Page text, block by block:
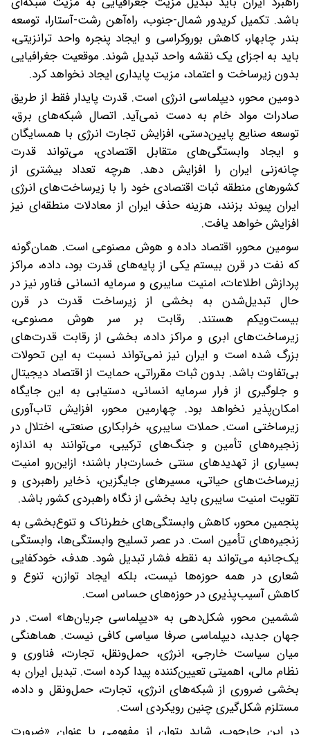
باشد. تکمیل کریدور شمال-جنوب، راه‌آهن رشت-آستارا، توسعه
بندر چابهار، کاهش بوروکراسی و ایجاد پنجره واحد ترانزیتی،
باید به اجزای یک نقشه واحد تبدیل شوند. موقعیت جغرافیایی
بدون زیرساخت و اعتماد، مزیت پایداری ایجاد نخواهد کرد.
دومین محور، دیپلماسی انرژی است. قدرت پایدار فقط از طریق
صادرات مواد خام به دست نمی‌آید. اتصال شبکه‌های برق،
توسعه صنایع پایین‌دستی، افزایش تجارت انرژی با همسایگان
و ایجاد وابستگی‌های متقابل اقتصادی، می‌تواند قدرت
چانه‌زنی ایران را افزایش دهد. هرچه تعداد بیشتری از
کشورهای منطقه ثبات اقتصادی خود را با زیرساخت‌های انرژی
ایران پیوند بزنند، هزینه حذف ایران از معادلات منطقه‌ای نیز
افزایش خواهد یافت.
سومین محور، اقتصاد داده و هوش مصنوعی است. همان‌گونه
که نفت در قرن بیستم یکی از پایه‌های قدرت بود، داده، مراکز
پردازش اطلاعات، امنیت سایبری و سرمایه انسانی فناور نیز در
حال تبدیل‌شدن به بخشی از زیرساخت قدرت در قرن
بیست‌ویکم هستند. رقابت بر سر هوش مصنوعی،
زیرساخت‌های ابری و مراکز داده، بخشی از رقابت قدرت‌های
بزرگ شده است و ایران نیز نمی‌تواند نسبت به این تحولات
بی‌تفاوت باشد. بدون ثبات مقرراتی، حمایت از اقتصاد دیجیتال
و جلوگیری از فرار سرمایه انسانی، دستیابی به این جایگاه
امکان‌پذیر نخواهد بود. چهارمین محور، افزایش تاب‌آوری
زیرساختی است. حملات سایبری، خرابکاری صنعتی، اختلال در
زنجیره‌های تأمین و جنگ‌های ترکیبی، می‌توانند به اندازه
بسیاری از تهدیدهای سنتی خسارت‌بار باشند؛ ازاین‌رو امنیت
زیرساخت‌های حیاتی، مسیرهای جایگزین، ذخایر راهبردی و
تقویت امنیت سایبری باید بخشی از نگاه راهبردی کشور باشد.
پنجمین محور، کاهش وابستگی‌های خطرناک و تنوع‌بخشی به
زنجیره‌های تأمین است. در عصر تسلیح وابستگی‌ها، وابستگی
یک‌جانبه می‌تواند به نقطه فشار تبدیل شود. هدف، خودکفایی
شعاری در همه حوزه‌ها نیست، بلکه ایجاد توازن، تنوع و
کاهش آسیب‌پذیری در حوزه‌های حساس است.
ششمین محور، شکل‌دهی به «دیپلماسی جریان‌ها» است. در
جهان جدید، دیپلماسی صرفا سیاسی کافی نیست. هماهنگی
میان سیاست خارجی، انرژی، حمل‌ونقل، تجارت، فناوری و
نظام مالی، اهمیتی تعیین‌کننده پیدا کرده است. تبدیل ایران به
بخشی ضروری از شبکه‌های انرژی، تجارت، حمل‌ونقل و داده،
مستلزم شکل‌گیری چنین رویکردی است.
در این چارچوب، شاید بتوان از مفهومی با عنوان «ضرورت